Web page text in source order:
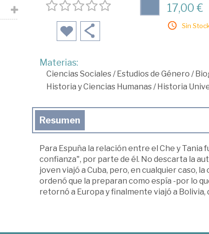
17,00 €
Sin
Materias:
Ciencias Sociales/Estudios de Género /
Historia y Ciencias Humanas/Historia
Resumen
Para Espuña la relación entre el Che y Tania
confianza", por parte de él. No descarta la
joven viajó a Cuba, pero, en cualquier caso,
ordenó que la preparan como espía -por lo
retornó a Europa y finalmente viajó a